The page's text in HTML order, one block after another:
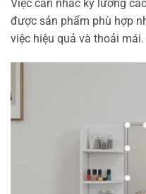
Việc cân nhắc kỹ lưỡng
được sản phẩm phù hợp
việc hiệu quả và thoải mái.